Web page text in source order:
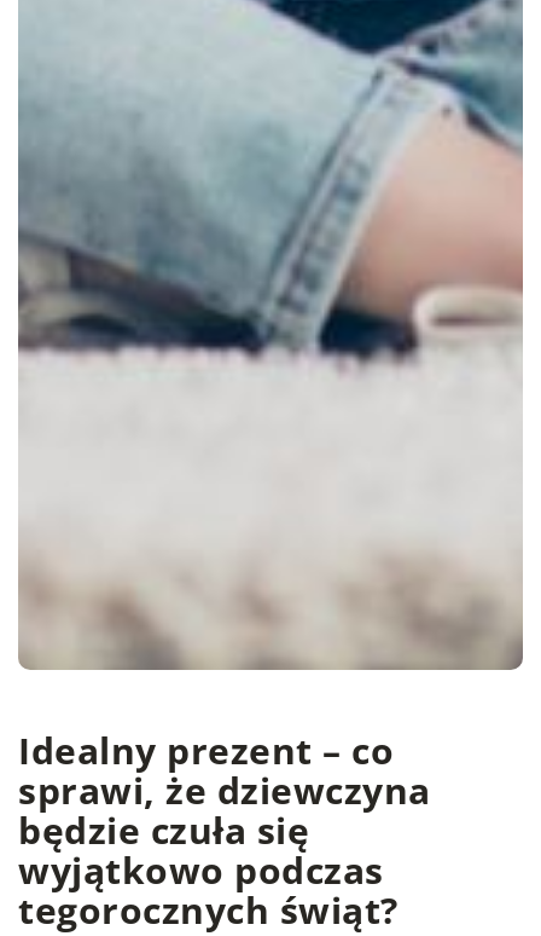
Idealny prezent – co
sprawi, że dziewczyna
będzie czuła się
wyjątkowo podczas
tegorocznych świąt?